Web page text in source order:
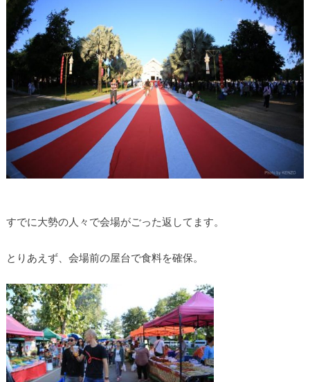
すでに大勢の人々で会場がごった返してます。
とりあえず、会場前の屋台で食料を確保。